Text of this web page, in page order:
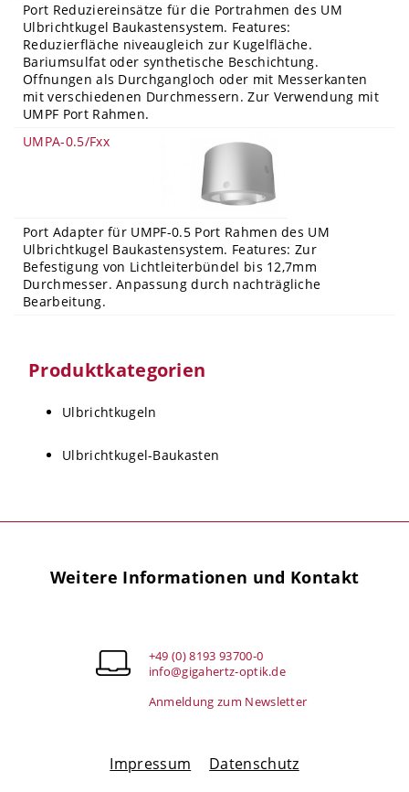
Port Reduziereinsätze für die Portrahmen des UM
Ulbrichtkugel Baukastensystem. Features:
Reduzierfläche niveaugleich zur Kugelfläche.
Bariumsulfat oder synthetische Beschichtung.
Offnungen als Durchgangloch oder mit Messerkanten
mit verschiedenen Durchmessern. Zur Verwendung mit
UMPF Port Rahmen.
UMPA-0.5/Fxx
Port Adapter für UMPF-0.5 Port Rahmen des UM
Ulbrichtkugel Baukastensystem. Features: Zur
Befestigung von Lichtleiterbündel bis 12,7mm
Durchmesser. Anpassung durch nachträgliche
Bearbeitung.
Produktkategorien
Ulbrichtkugeln
Ulbrichtkugel-Baukasten
Weitere Informationen und Kontakt
+49 (0) 8193 93700-0
info@gigahertz-optik.de
Anmeldung zum Newsletter
Impressum
Datenschutz